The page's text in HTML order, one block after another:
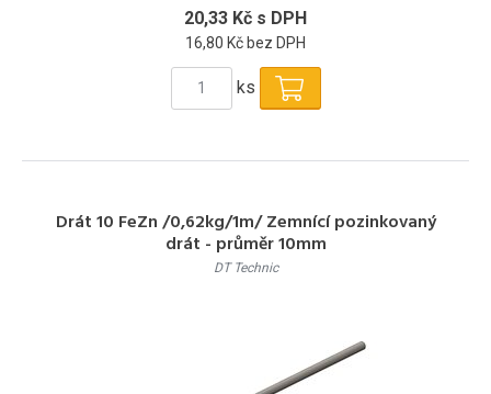
20,33 Kč s DPH
16,80 Kč bez DPH
ks
Drát 10 FeZn /0,62kg/1m/ Zemnící pozinkovaný
drát - průměr 10mm
DT Technic